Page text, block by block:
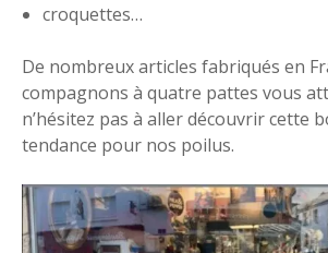
croquettes…
De nombreux articles fabriqués en
compagnons à quatre pattes vous
n’hésitez pas à aller découvrir cette
tendance pour nos poilus.